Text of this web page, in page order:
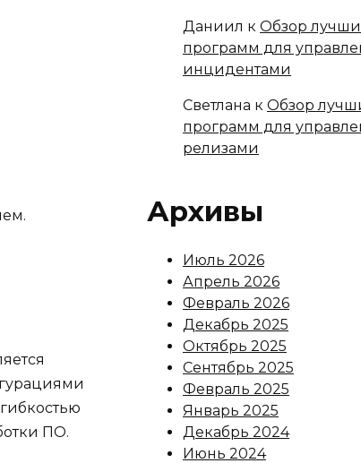
ПО.
Даниил к Обзор
программ для
инцидентами
Светлана к Обзор
программ для
релизами
Архивы
Июль 2026
Апрель 2026
Февраль 2026
Декабрь 2025
Октябрь 2025
Сентябрь 2025
Февраль 2025
Январь 2025
Декабрь 2024
Июнь 2024